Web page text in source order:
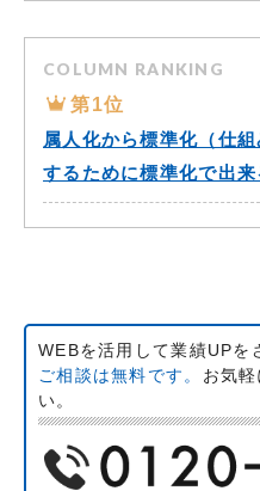
COLUMN RANKING
第1位
属人化から標準化（仕
するために標準化で出来
WEBを活用して業績UPを
ご相談は無料です。 お気
い。